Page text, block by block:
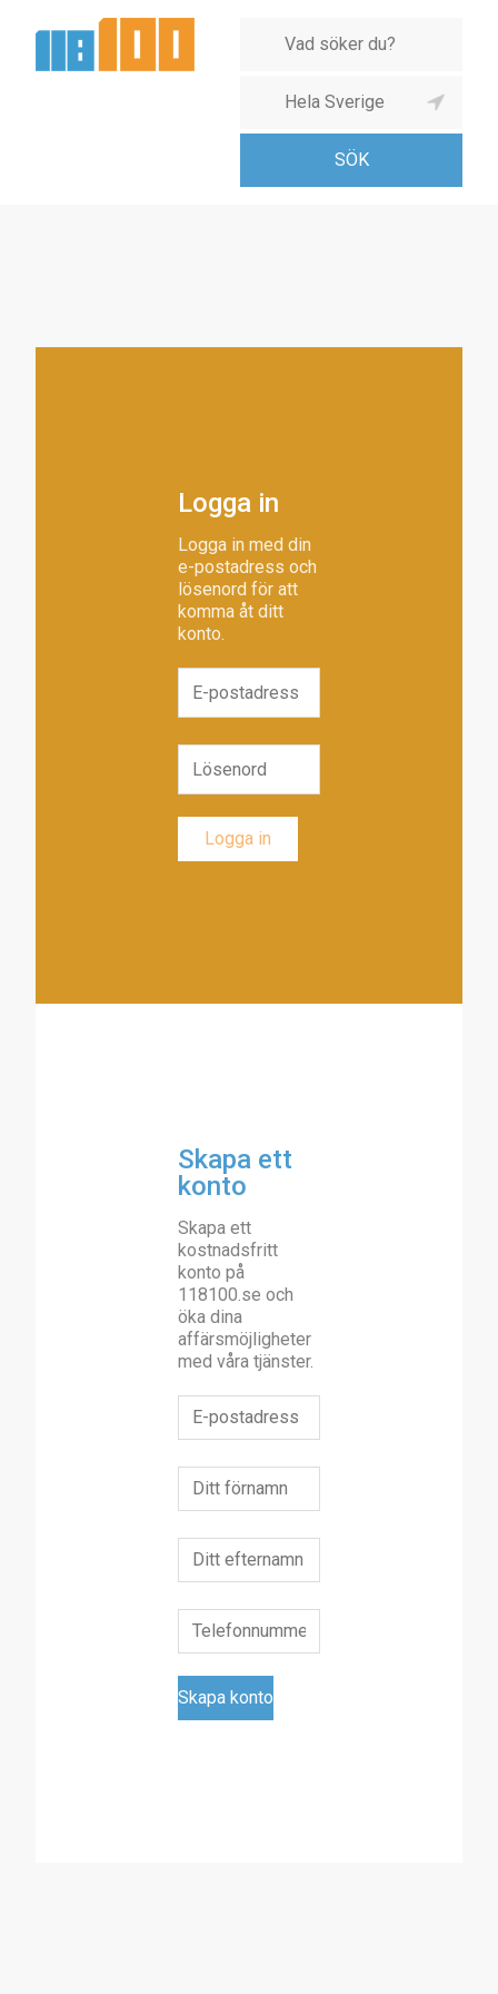
Logga in
Logga in med din
e-postadress och
lösenord för att
komma åt ditt
konto.
Skapa ett
konto
Skapa ett
kostnadsfritt
konto på
118100.se och
öka dina
affärsmöjligheter
med våra tjänster.